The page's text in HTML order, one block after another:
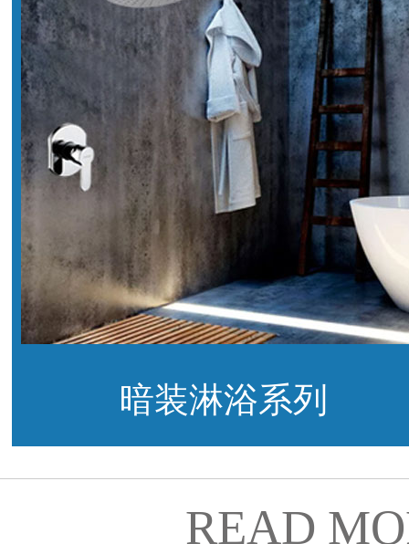
暗装淋浴系列
READ